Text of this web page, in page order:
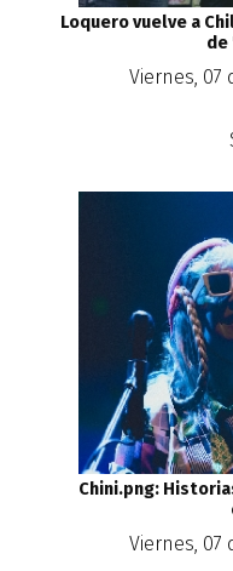
Loquero vuelve a
de
Viernes, 07
Chini.png:
Viernes, 07